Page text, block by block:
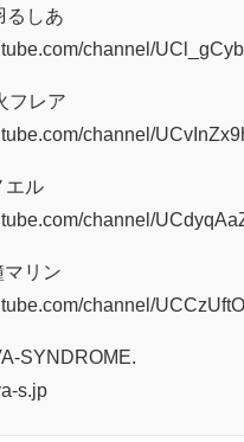
るしあ
channel/
フレア
channel/
エル
channel/
マリン
channel/
SYNDROME.
s.jp